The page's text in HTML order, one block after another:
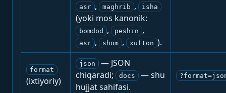
asr , maghrib , isha
(yoki mos kanonik:
bomdod , peshin ,
asr , shom , xufton ).
format
(ixtiyoriy)
json
— JSON
chiqaradi;
docs
— shu
hujjat sahifasi.